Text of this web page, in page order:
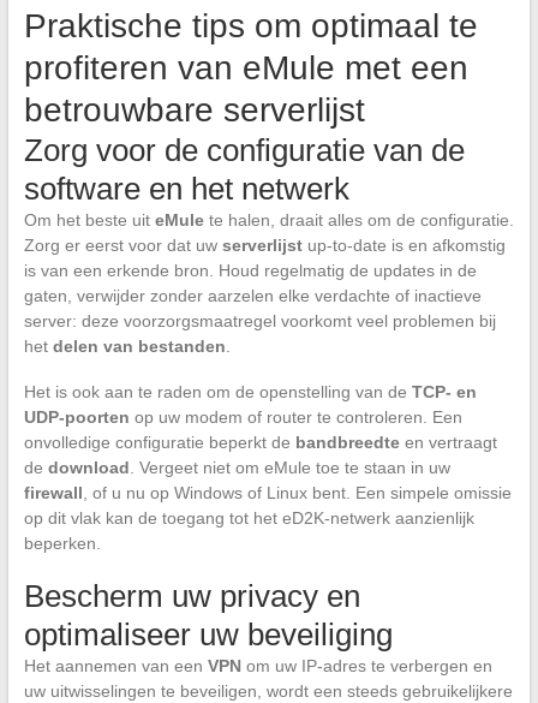
Praktische tips om optimaal te
profiteren van eMule met een
betrouwbare serverlijst
Zorg voor de configuratie van de
software en het netwerk
Om het beste uit eMulete halen, draait alles om de configuratie.
Zorg er eerst voor dat uw serverlijstup-to-date is en afkomstig
is van een erkende bron. Houd regelmatig de updates in de
gaten, verwijder zonder aarzelen elke verdachte of inactieve
server: deze voorzorgsmaatregel voorkomt veel problemen bij
het delen van bestanden.
Het is ook aan te raden om de openstelling van de TCP- en
UDP-poorten op uw modem of router te controleren. Een
onvolledige configuratie beperkt de bandbreedteen vertraagt
de download. Vergeet niet om eMule toe te staan in uw
firewall, of u nu op Windows of Linux bent. Een simpele omissie
op dit vlak kan de toegang tot het eD2K-netwerk aanzienlijk
beperken.
Bescherm uw privacy en
optimaliseer uw beveiliging
Het aannemen van een VPNom uw IP-adres te verbergen en
uw uitwisselingen te beveiligen, wordt een steeds gebruikelijkere